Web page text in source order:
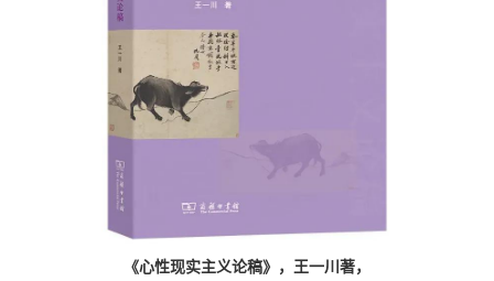
《心性现实主义论稿》，王一川著，